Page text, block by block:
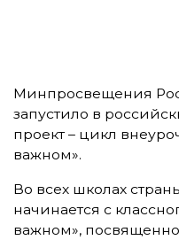
Минпросвещения
запустило в
проект – цикл
важном».
Во всех школах
начинается с
важном»,